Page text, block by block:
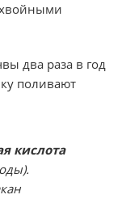
два раза в год
поливают
кислота